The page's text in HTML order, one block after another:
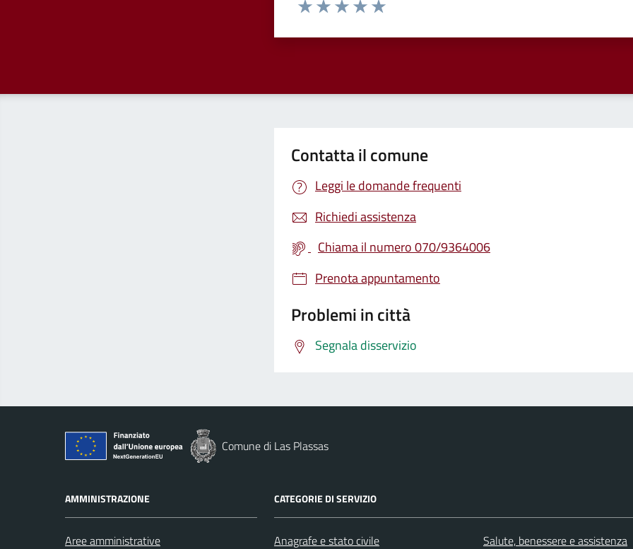
Contatta il comune
Leggi le domande frequenti
Richiedi assistenza
Chiama il numero 070/9364006
Prenota appuntamento
Problemi in città
Segnala disservizio
Comune di Las Plassas
AMMINISTRAZIONE
Aree amministrative
CATEGORIE DI SERVIZIO
Anagrafe e stato civile
Salute, benessere e assistenza